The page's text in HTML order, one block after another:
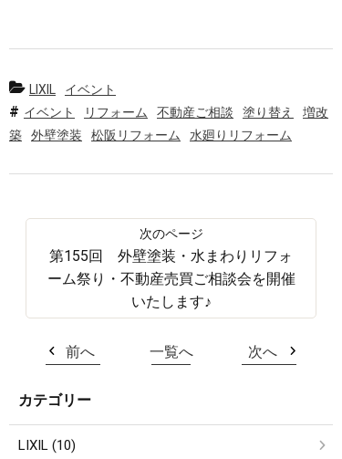
LIXIL
イベント
イベント
リフォーム 不動産ご相談 塗り替え
増改
築
外壁塗装 松阪リフォーム 水廻りリフォーム
第155回 外壁塗装・水まわりリフォ
ーム祭り・不動産売買ご相談会を開催
いたします♪
前へ 一覧へ 次へ
カテゴリー
LIXIL (10)